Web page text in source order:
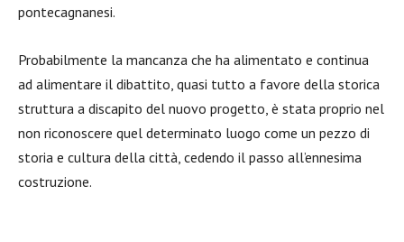
pontecagnanesi.
Probabilmente la mancanza che ha alimentato e continua
ad alimentare il dibattito, quasi tutto a favore della storica
struttura a discapito del nuovo progetto, è stata proprio nel
non riconoscere quel determinato luogo come un pezzo di
storia e cultura della città, cedendo il passo all’ennesima
costruzione.